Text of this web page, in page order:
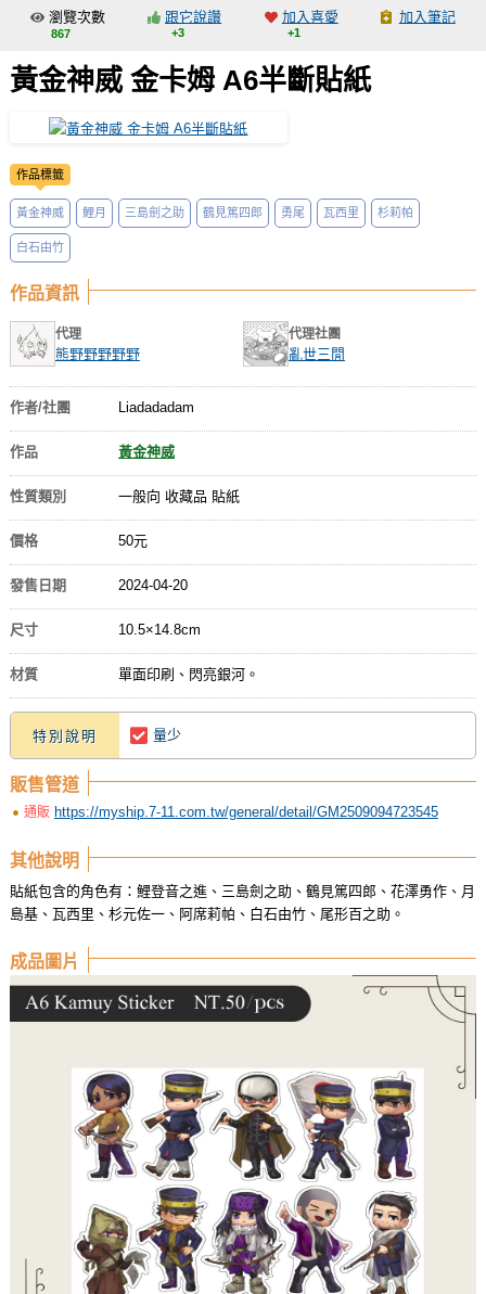
交流中心
攤位轉讓區
登入
瀏覽次數
867
跟它說讚
+3
加入喜愛
+1
加入筆記
黃金神威 金卡姆 A6半斷貼紙
作品標籤
黃金神威 鯉月 三島劍之助 鶴見篤四郎 勇尾 瓦西里 杉莉帕
白石由竹
作品資訊
代理
熊野野野野野
代理社團
亂世三閒
作者/社團 Liadadadam
作品 黃金神威
性質類別 一般向 收藏品 貼紙
價格 50元
發售日期 2024-04-20
尺寸 10.5×14.8cm
材質 單面印刷、閃亮銀河。
特別說明 量少
販售管道
通販 https://myship.7-11.com.tw/general/detail/GM2509094723545
其他說明
貼紙包含的角色有：鯉登音之進、三島劍之助、鶴見篤四郎、花澤勇作、月
島基、瓦西里、杉元佐一、阿席莉帕、白石由竹、尾形百之助。
成品圖片